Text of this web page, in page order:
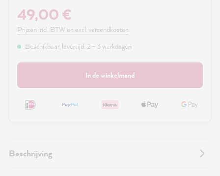
49,00 €
Prijzen incl. BTW en excl. verzendkosten
Beschikbaar, levertijd: 2 - 3 werkdagen
In de winkelmand
Beschrijving